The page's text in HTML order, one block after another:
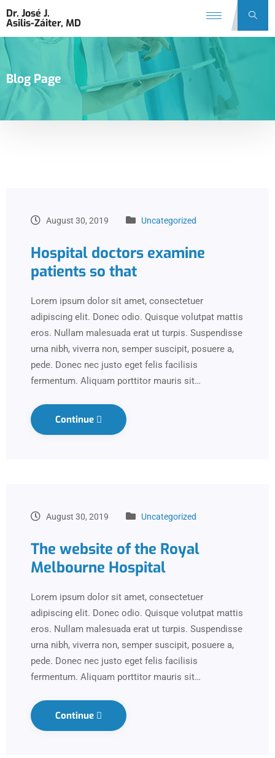
Dr. José J.
Asilis-Záiter, MD
Blog Page
August 30, 2019 Uncategorized
Hospital doctors examine
patients so that
Lorem ipsum dolor sit amet, consectetuer
adipiscing elit. Donec odio. Quisque volutpat mattis
eros. Nullam malesuada erat ut turpis. Suspendisse
urna nibh, viverra non, semper suscipit, posuere a,
pede. Donec nec justo eget felis facilisis
fermentum. Aliquam porttitor mauris sit…
Continue
August 30, 2019 Uncategorized
The website of the Royal
Melbourne Hospital
Lorem ipsum dolor sit amet, consectetuer
adipiscing elit. Donec odio. Quisque volutpat mattis
eros. Nullam malesuada erat ut turpis. Suspendisse
urna nibh, viverra non, semper suscipit, posuere a,
pede. Donec nec justo eget felis facilisis
fermentum. Aliquam porttitor mauris sit…
Continue